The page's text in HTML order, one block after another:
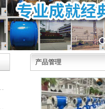
产品管理